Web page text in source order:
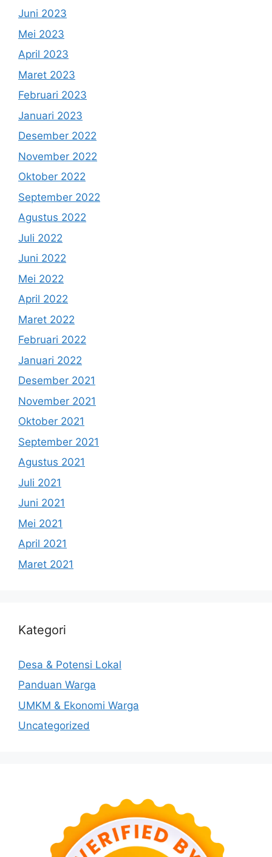
Juni 2023
Mei 2023
April 2023
Maret 2023
Februari 2023
Januari 2023
Desember 2022
November 2022
Oktober 2022
September 2022
Agustus 2022
Juli 2022
Juni 2022
Mei 2022
April 2022
Maret 2022
Februari 2022
Januari 2022
Desember 2021
November 2021
Oktober 2021
September 2021
Agustus 2021
Juli 2021
Juni 2021
Mei 2021
April 2021
Maret 2021
Kategori
Desa & Potensi Lokal
Panduan Warga
UMKM & Ekonomi Warga
Uncategorized